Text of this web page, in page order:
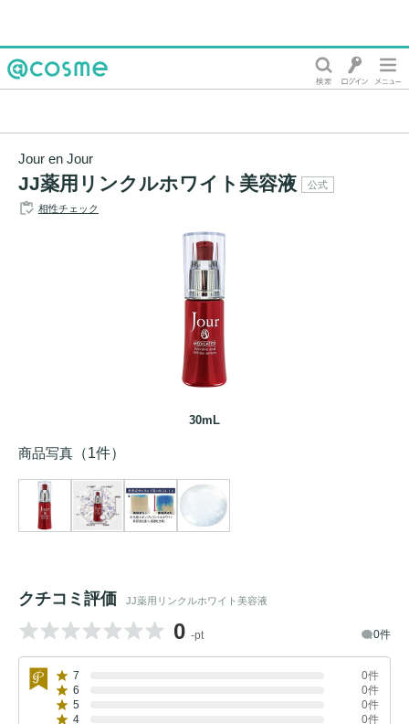
Jour en Jour
JJ薬用リンクルホワイト美容液 公式
相性チェック
30mL
商品写真 （1件）
クチコミ評価 JJ薬用リンクルホワイト美容液
0 -pt 0件
7
0件
6
0件
5
0件
4
0件